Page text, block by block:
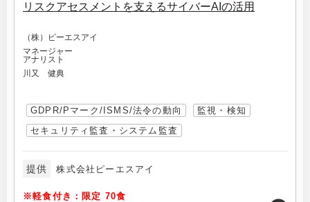
リスクアセスメントを支えるサイバーAIの活用
（株）ピーエスアイ
マネージャー
アナリスト
川又 健典
GDPR/Pマーク/ISMS/法令の動向
監視・検知
セキュリティ監査・システム監査
提供 株式会社ピーエスアイ
※軽食付き：限定 70食